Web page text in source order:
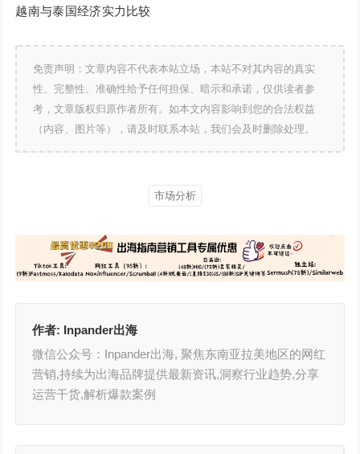
越南与泰国经济实力比较
免责声明：文章内容不代表本站立场，本站不对其内容的真实
性、完整性、准确性给予任何担保、暗示和承诺，仅供读者参
考，文章版权归原作者所有。如本文内容影响到您的合法权益
（内容、图片等），请及时联系本站，我们会及时删除处理。
市场分析
作者: Inpander出海
微信公众号：Inpander出海, 聚焦东南亚拉美地区的网红
营销,持续为出海品牌提供最新资讯,洞察行业趋势,分享
运营干货,解析爆款案例